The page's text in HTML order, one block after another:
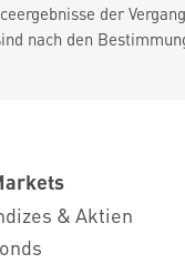
der
nach den
& Aktien